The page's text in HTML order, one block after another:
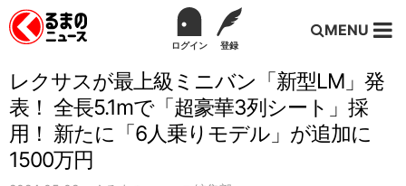
ログイン 登録
MENU
レクサスが最上級ミニバン「新型LM」発
表！ 全長5.1mで「超豪華3列シート」採
用！ 新たに「6人乗りモデル」が追加に
1500万円